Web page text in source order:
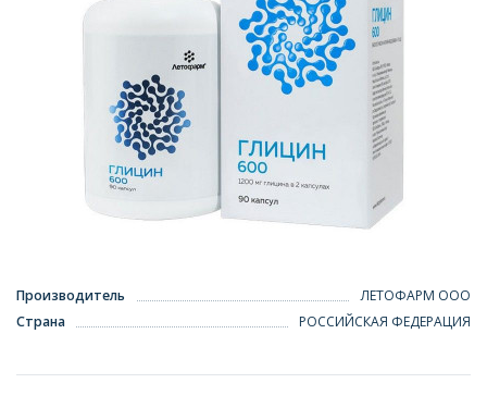
Производитель
ЛЕТОФАРМ ООО
Страна
РОССИЙСКАЯ ФЕДЕРАЦИЯ